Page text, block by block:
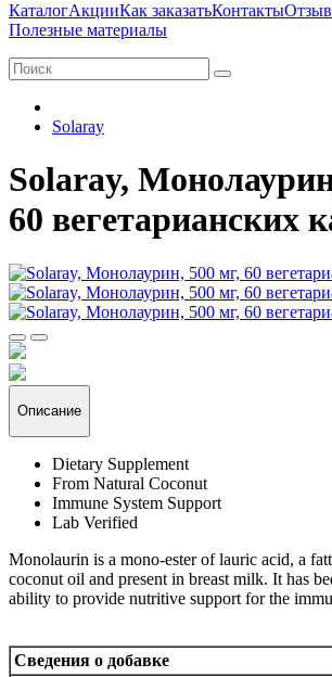
КаталогАкцииКак заказатьКонтакты
Полезные материалы
Solaray
Solaray,
60 вегетарианских
Описание
Dietary Supplement
From Natural Coconut
Immune System Support
Lab Verified
Monolaurin is a mono-ester of lauric acid, a
coconut oil and present in breast milk. It has
ability to provide nutritive support for the
Сведения о добавке